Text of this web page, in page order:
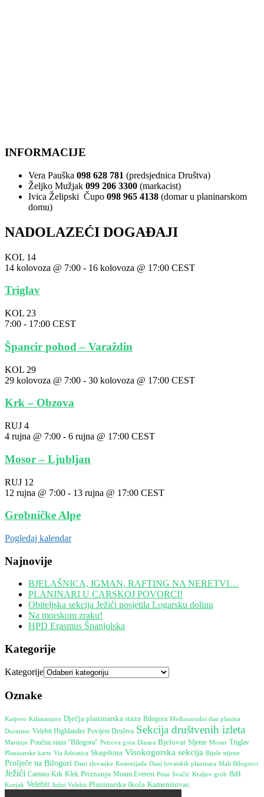
INFORMACIJE
Vera Pauška 098 628 781 (predsjednica Društva)
Željko Mužjak 099 206 3300 (markacist)
Ivica Želipski Čupo 098 965 4138 (domar u planinarskom
domu)
NADOLAZEĆI DOGAĐAJI
KOL 14
14 kolovoza @ 7:00 - 16 kolovoza @ 17:00 CEST
Triglav
KOL 23
7:00 - 17:00 CEST
Špancir pohod – Varaždin
KOL 29
29 kolovoza @ 7:00 - 30 kolovoza @ 17:00 CEST
Krk – Obzova
RUJ 4
4 rujna @ 7:00 - 6 rujna @ 17:00 CEST
Mosor – Ljubljan
RUJ 12
12 rujna @ 7:00 - 13 rujna @ 17:00 CEST
Grobničke Alpe
Pogledaj kalendar
Najnovije
BJELAŠNICA, IGMAN, RAFTING NA NERETVI…
PLANINARI U CARSKOJ POVORCI!
Obiteljska sekcija Ježići posjetila Logarsku dolinu
Na morskom zraku!
HPD Erasmus Španjolska
Kategorije
Kategorije
Oznake
Kutjevo Kilimanjaro Dječja planinarska staza Bilogora Međunarodni dan planina
Durmitor Velebit Highlander Povijest Društva Sekcija društvenih izleta
Martinje Poučna staza "Bilogora" Petrova gora Dinara Bjelovar Sljeme Mosor Triglav
Planinarske karte Via Adriatica Skupština Visokogorska sekcija Bijele stijene
Prolječe na Bilogori Dani zlevanke Kestenijada Dani hrvatskih planinara Mali Bilogorci
Ježići Camino Krk Klek Priznanja Mount Everest Petar Svačić Kraljev grob BiH
Kozjak Velebit Južni Velebit Planinarska škola Kamenitovac